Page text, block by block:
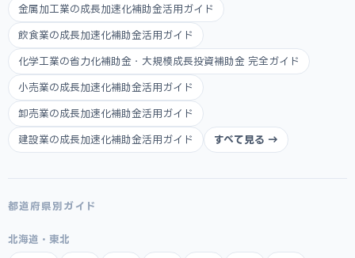
金属加工業の成長加速化補助金活用ガイド
飲食業の成長加速化補助金活用ガイド
化学工業の省力化補助金・大規模成長投資補助金 完全ガイド
小売業の成長加速化補助金活用ガイド
卸売業の成長加速化補助金活用ガイド
建設業の成長加速化補助金活用ガイド すべて見る →
都道府県別ガイド
北海道・東北